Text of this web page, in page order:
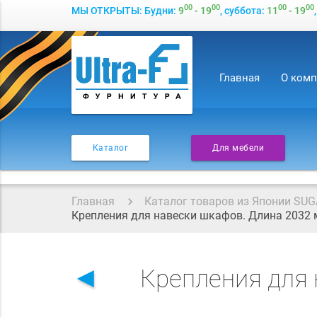
МЫ ОТКРЫТЫ: Будни: 900- 1900, суббота: 1100- 1900
Главная О
Каталог Для мебели
Главная
Каталог товаров из Японии
Крепления для навески шкафов. Длина 2032
◄ Крепления